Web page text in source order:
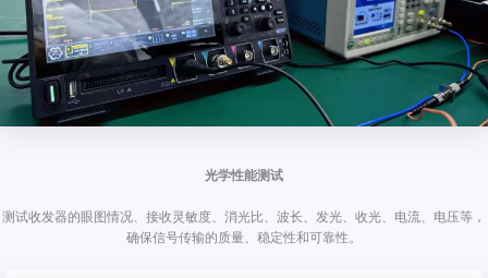
光学性能测试
测试收发器的眼图情况、接收灵敏度、消光比、波长、发光、收光、电流、电压等，
确保信号传输的质量、稳定性和可靠性。